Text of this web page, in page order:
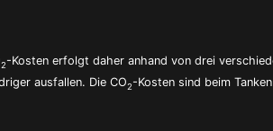
2-Kosten erfolgt daher anhand von drei
ausfallen. Die CO2-Kosten sind beim